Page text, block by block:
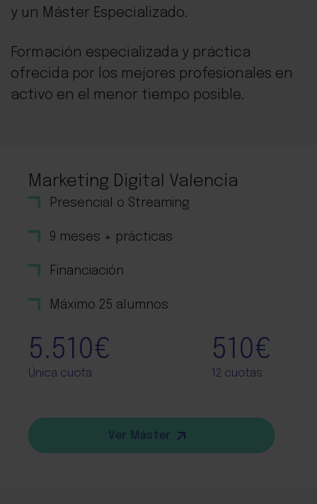
y un Máster Especializado.
Formación especializada y práctica
ofrecida por los mejores profesionales en
activo en el menor tiempo posible.
Marketing Digital Valencia
Presencial o Streaming
9 meses + prácticas
Financiación
Máximo 25 alumnos
5.510€
Única cuota
510€
12 cuotas
Ver Máster